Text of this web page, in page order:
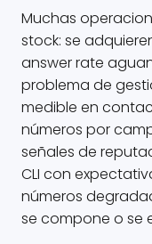
Muchas
stock: se
answer rate
problema de
medible en
números por
señales de
CLI con
números
se compone o se